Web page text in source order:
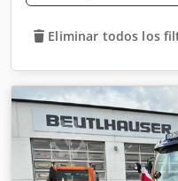
Eliminar todos los